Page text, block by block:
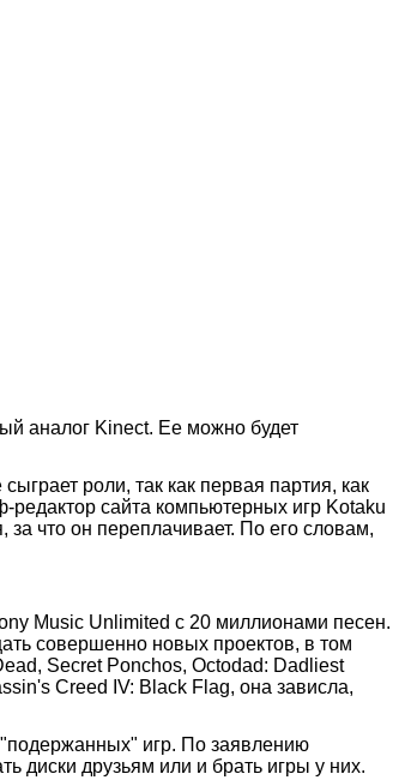
аналог Kinect. Ее можно будет
роли, так как первая партия, как
редактор сайта компьютерных игр Kotaku
что он переплачивает. По его словам,
Music Unlimited с 20 миллионами песен.
совершенно новых проектов, в том
Secret Ponchos, Octodad: Dadliest
Creed IV: Black Flag, она зависла,
игр. По заявлению
диски друзьям или и брать игры у них.